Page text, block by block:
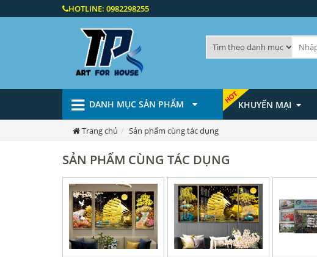
HOTLINE: 0982298255
DANH MỤC SẢN PHẨM KHUYẾN MẠI
Trang chủ Sản phẩm cùng tác dụng
SẢN PHẨM CÙNG TÁC DỤNG